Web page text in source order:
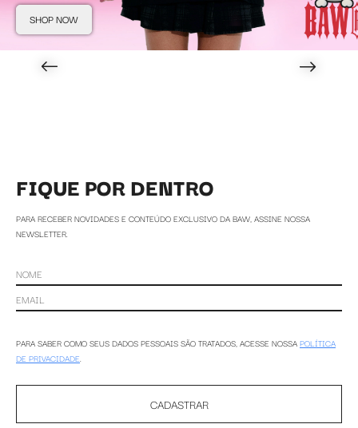
SHOP NOW
FIQUE POR DENTRO
PARA RECEBER NOVIDADES E CONTEÚDO EXCLUSIVO DA BAW, ASSINE NOSSA
NEWSLETTER.
PARA SABER COMO SEUS DADOS PESSOAIS SÃO TRATADOS, ACESSE NOSSAPOLÍTICA
DE PRIVACIDADE.
CADASTRAR